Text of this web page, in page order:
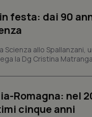
festa: dai 90
Scienza allo
la Dg Cristina
Romagna: nel
cinque anni
www.quotidianosanita.it
2
www.quotidianosanita.it
Google LLC
.quotidianosanita.it